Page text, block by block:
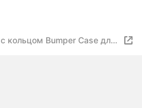
кольцом Bumper Case для